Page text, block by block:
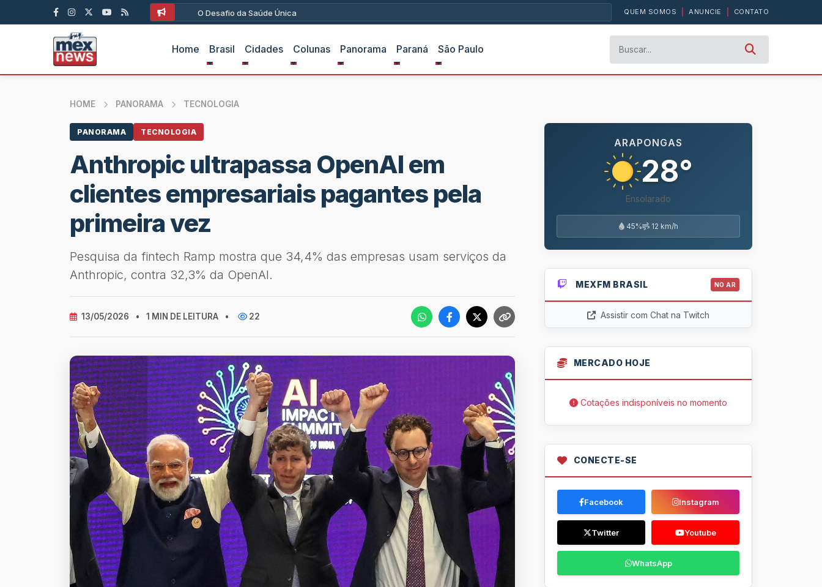
O Desafio da Saúde Única QUEM SOMOS ANUNCIE CONTATO
Home Brasil Cidades Colunas Panorama Paraná São Paulo
HOME PANORAMA TECNOLOGIA
PANORAMA TECNOLOGIA
Anthropic ultrapassa OpenAI em
clientes empresariais pagantes pela
primeira vez
Pesquisa da fintech Ramp mostra que 34,4% das empresas usam serviços da
Anthropic, contra 32,3% da OpenAI.
13/05/2026 • 1 MIN DE LEITURA • 22
ARAPONGAS
28°
Ensolarado
45% 12 km/h
MEXFM BRASIL NO AR
Assistir com Chat na Twitch
MERCADO HOJE
Cotações indisponíveis no momento
CONECTE-SE
Facebook Instagram
Twitter Youtube
WhatsApp